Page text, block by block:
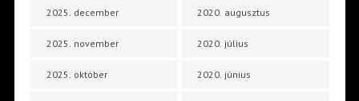
2025. december
2025. november
2025. október
2020. augusztus
2020. július
2020. június